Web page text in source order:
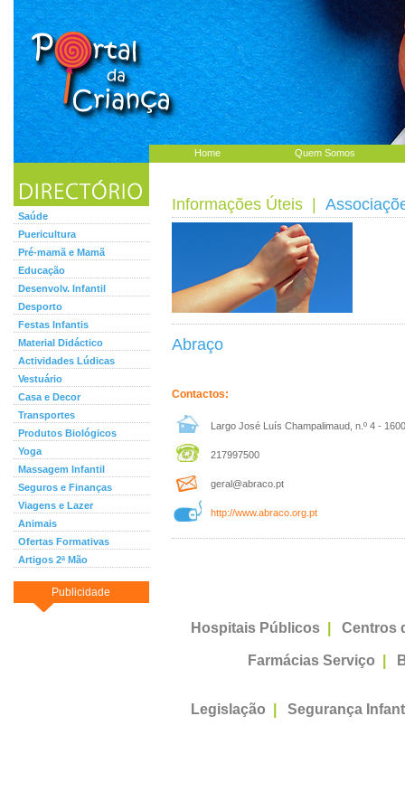
Home Quem Somos
Saúde
Puericultura
Pré-mamã e Mamã
Educação
Desenvolv. Infantil
Desporto
Festas Infantis
Material Didáctico
Actividades Lúdicas
Vestuário
Casa e Decor
Transportes
Produtos Biológicos
Yoga
Massagem Infantil
Seguros e Finanças
Viagens e Lazer
Animais
Ofertas Formativas
Artigos 2ª Mão
Publicidade
Informações Úteis
Abraço
Contactos:
Largo José Luís Champalimaud, n.º 4 -
217997500
geral@abraco.pt
http://www.abraco.org.pt
Hospitais Públicos Centros
Farmácias Serviço
Legislação Segurança